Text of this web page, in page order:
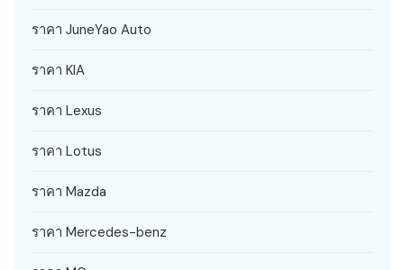
ราคา JuneYao Auto
ราคา KIA
ราคา Lexus
ราคา Lotus
ราคา Mazda
ราคา Mercedes-benz